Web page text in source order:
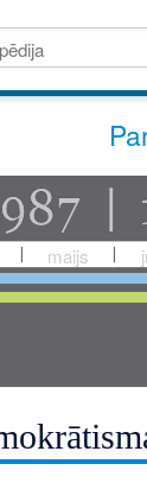
maijs